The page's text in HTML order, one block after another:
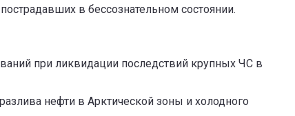
в бессознательном состоянии.
при ликвидации последствий крупных ЧС в
нефти в Арктической зоны и холодного